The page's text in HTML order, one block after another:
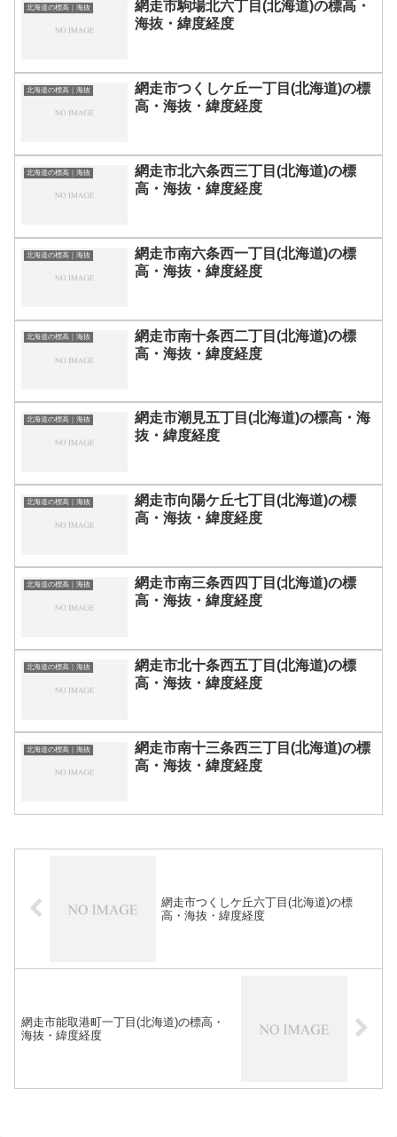
北海道の標高｜海抜
網走市駒場北六丁目(北海道)の標高・
海抜・緯度経度
北海道の標高｜海抜
網走市つくしケ丘一丁目(北海道)の標
高・海抜・緯度経度
北海道の標高｜海抜
網走市北六条西三丁目(北海道)の標
高・海抜・緯度経度
北海道の標高｜海抜
網走市南六条西一丁目(北海道)の標
高・海抜・緯度経度
北海道の標高｜海抜
網走市南十条西二丁目(北海道)の標
高・海抜・緯度経度
北海道の標高｜海抜
網走市潮見五丁目(北海道)の標高・海
抜・緯度経度
北海道の標高｜海抜
網走市向陽ケ丘七丁目(北海道)の標
高・海抜・緯度経度
北海道の標高｜海抜
網走市南三条西四丁目(北海道)の標
高・海抜・緯度経度
北海道の標高｜海抜
網走市北十条西五丁目(北海道)の標
高・海抜・緯度経度
北海道の標高｜海抜
網走市南十三条西三丁目(北海道)の標
高・海抜・緯度経度
網走市つくしケ丘六丁目(北海道)の標
高・海抜・緯度経度
網走市能取港町一丁目(北海道)の標高・
海抜・緯度経度